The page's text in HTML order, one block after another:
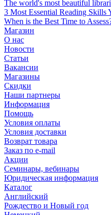
The world's most beautiful
3 Most Essential Reading Skills
When is the Best Time to
Магазин
О нас
Новости
Статьи
Вакансии
Магазины
Скидки
Наши партнеры
Информация
Помощь
Условия оплаты
Условия доставки
Возврат товара
Заказ по e-mail
Акции
Семинары, вебинары
Юридическая информация
Каталог
Английский
Рождество и Новый год